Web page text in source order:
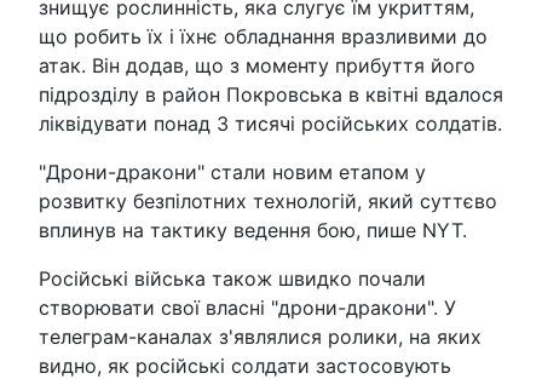
знищує рослинність, яка слугує їм укриттям,
що робить їх і їхнє обладнання вразливими до
атак. Він додав, що з моменту прибуття його
підрозділу в район Покровська в квітні вдалося
ліквідувати понад 3 тисячі російських солдатів.
"Дрони-дракони" стали новим етапом у
розвитку безпілотних технологій, який суттєво
вплинув на тактику ведення бою, пише NYT.
Російські війська також швидко почали
створювати свої власні "дрони-дракони". У
телеграм-каналах з'являлися ролики, на яких
видно, як російські солдати застосовують